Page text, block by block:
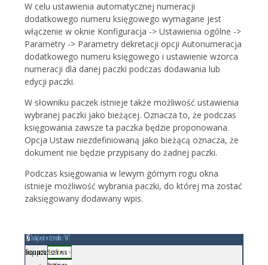
W celu ustawienia automatycznej numeracji
dodatkowego numeru księgowego wymagane jest
włączenie w oknie Konfiguracja -> Ustawienia ogólne ->
Parametry -> Parametry dekretacji opcji Autonumeracja
dodatkowego numeru księgowego i ustawienie wzorca
numeracji dla danej paczki podczas dodawania lub
edycji paczki.
W słowniku paczek istnieje także możliwość ustawienia
wybranej paczki jako bieżącej. Oznacza to, że podczas
księgowania zawsze ta paczka będzie proponowana.
Opcja Ustaw niezdefiniowaną jako bieżącą oznacza, że
dokument nie będzie przypisany do żadnej paczki.
Podczas księgowania w lewym górnym rogu okna
istnieje możliwość wybrania paczki, do której ma zostać
zaksięgowany dodawany wpis.